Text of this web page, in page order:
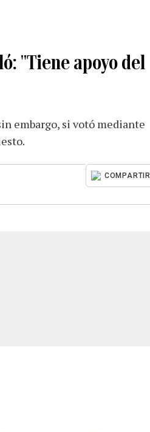
"Tiene apoyo del
embargo, si votó mediante
COMPARTIR